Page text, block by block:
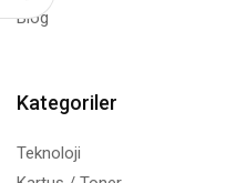
Blog
Kategoriler
Teknoloji